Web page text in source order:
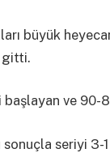
büyük
gitti.
ve 90-
sonuçla seriyi